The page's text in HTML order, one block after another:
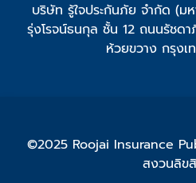
บริษัท รู้ใจประกันภัย จำกัด (ม
รุ่งโรจน์ธนกุล ชั้น 12 ถนนรัชด
ห้วยขวาง กรุงเ
©2025 Roojai Insurance
สงวนลิข